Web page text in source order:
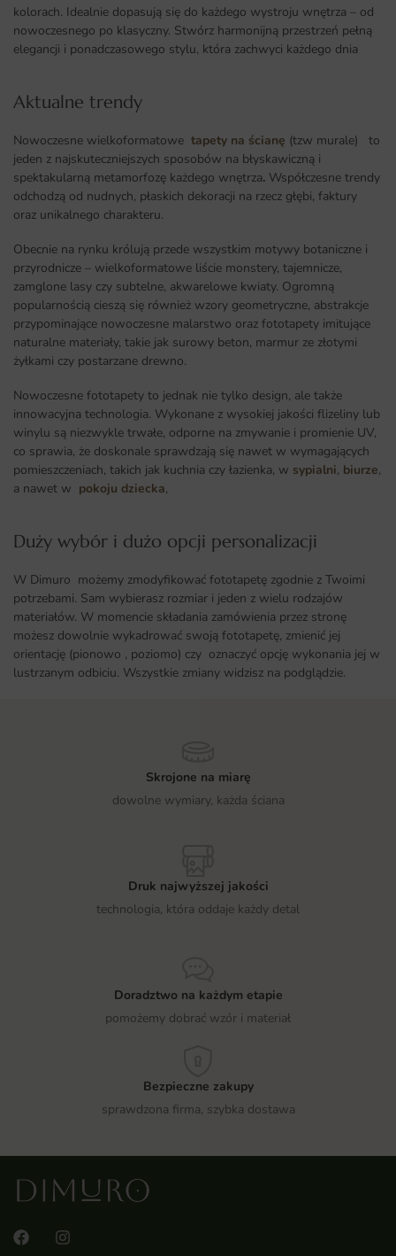
kolorach. Idealnie dopasują się do każdego wystroju wnętrza – od
nowoczesnego po klasyczny. Stwórz harmonijną przestrzeń pełną
elegancji i ponadczasowego stylu, która zachwyci każdego dnia
Aktualne trendy​
Nowoczesne wielkoformatowe tapety na ścianę (tzw murale) to
jeden z najskuteczniejszych sposobów na błyskawiczną i
spektakularną metamorfozę każdego wnętrza. Współczesne trendy
odchodzą od nudnych, płaskich dekoracji na rzecz głębi, faktury
oraz unikalnego charakteru.
Obecnie na rynku królują przede wszystkim motywy botaniczne i
przyrodnicze – wielkoformatowe liście monstery, tajemnicze,
zamglone lasy czy subtelne, akwarelowe kwiaty. Ogromną
popularnością cieszą się również wzory geometryczne, abstrakcje
przypominające nowoczesne malarstwo oraz fototapety imitujące
naturalne materiały, takie jak surowy beton, marmur ze złotymi
żyłkami czy postarzane drewno.
Nowoczesne fototapety to jednak nie tylko design, ale także
innowacyjna technologia. Wykonane z wysokiej jakości flizeliny lub
winylu są niezwykle trwałe, odporne na zmywanie i promienie UV,
co sprawia, że doskonale sprawdzają się nawet w wymagających
pomieszczeniach, takich jak kuchnia czy łazienka, w sypialni, biurze,
a nawet w pokoju dziecka,
Duży wybór i dużo opcji personalizacji ​
W Dimuro możemy zmodyfikować fototapetę zgodnie z Twoimi
potrzebami. Sam wybierasz rozmiar i jeden z wielu rodzajów
materiałów. W momencie składania zamówienia przez stronę
możesz dowolnie wykadrować swoją fototapetę, zmienić jej
orientację (pionowo , poziomo) czy oznaczyć opcję wykonania jej w
lustrzanym odbiciu. Wszystkie zmiany widzisz na podglądzie.
Skrojone na miarę
dowolne wymiary, każda ściana
Druk najwyższej jakości
technologia, która oddaje każdy detal
Doradztwo na każdym etapie
pomożemy dobrać wzór i materiał
Bezpieczne zakupy
sprawdzona firma, szybka dostawa